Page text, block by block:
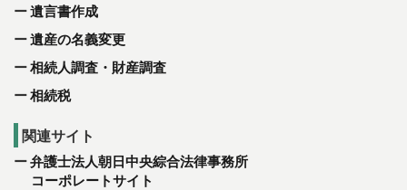
遺言書作成
遺産の名義変更
相続人調査・財産調査
相続税
関連サイト
弁護士法人朝日中央綜合法律事務所
コーポレートサイト